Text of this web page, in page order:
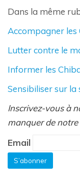
Dans la même
Accompagner les
Lutter contre le
Informer les
Sensibiliser sur la
Inscrivez-vous à
manquer de
Email